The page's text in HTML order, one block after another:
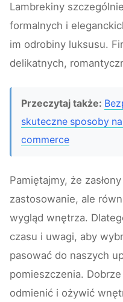
Lambrekiny
formalnych i
im odrobiny luksusu.
delikatnych,
Przeczytaj także:
skuteczne sposoby
commerce
Pamiętajmy, że
zastosowanie, ale
wygląd wnętrza.
czasu i uwagi, aby
pasować do naszych
pomieszczenia.
odmienić i ożywić